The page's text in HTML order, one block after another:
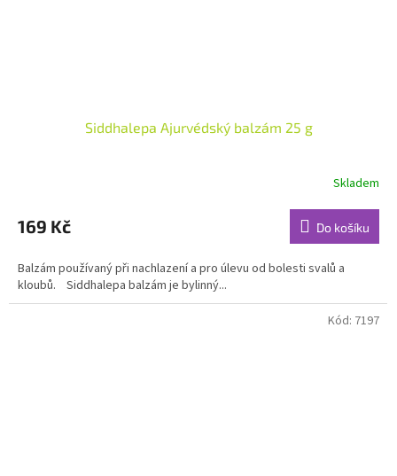
Siddhalepa Ajurvédský balzám 25 g
produktu
je
z
5
hvězdiček.
Skladem
169 Kč Do košíku
Balzám používaný při nachlazení a pro úlevu od bolesti svalů a
kloubů. Siddhalepa balzám je bylinný...
Kód: 7197